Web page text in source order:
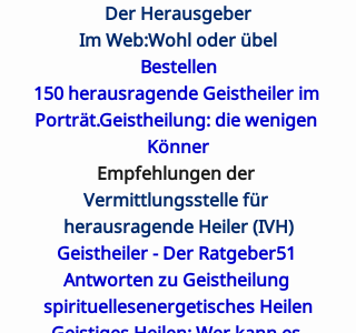
Der Herausgeber
Im Web:Wohl oder übel
Bestellen
150 herausragende Geistheiler im
Porträt.Geistheilung: die wenigen
Könner
Empfehlungen der
Vermittlungsstelle für
herausragende Heiler (IVH)
Geistheiler - Der Ratgeber51
Antworten zu Geistheilung
spirituellesenergetisches Heilen